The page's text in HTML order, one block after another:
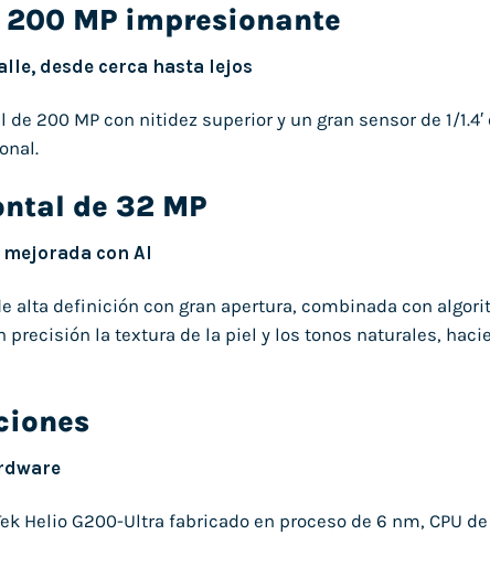
200 MP impresionante
desde cerca hasta lejos
de 200 MP con nitidez superior y un gran sensor de 1/
de 32 MP
con AI
alta definición con gran apertura, combinada con
precisión la textura de la piel y los tonos naturales,
Helio G200-Ultra fabricado en proceso de 6 nm, CPU